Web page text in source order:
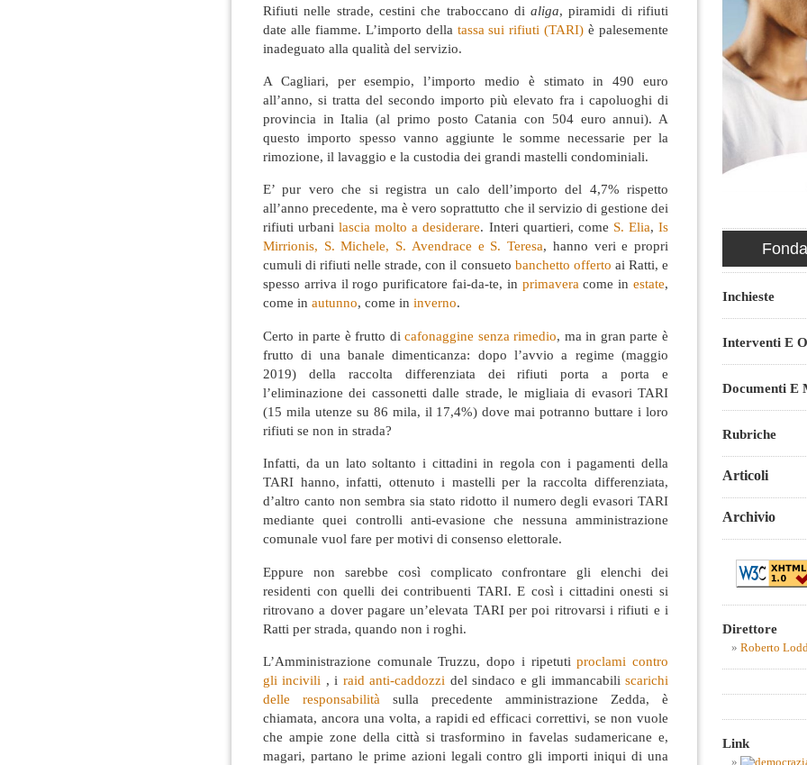
Rifiuti nelle strade, cestini che traboccano dialiga, piramidi di rifiuti
date alle fiamme. L’importo della tassa sui rifiuti (TARI) è palesemente
inadeguato alla qualità del servizio.
A Cagliari, per esempio, l’importo medio è stimato in 490 euro
all’anno, si tratta del secondo importo più elevato fra i capoluoghi di
provincia in Italia (al primo posto Catania con 504 euro annui). A
questo importo spesso vanno aggiunte le somme necessarie per la
rimozione, il lavaggio e la custodia dei grandi mastelli condominiali.
E’ pur vero che si registra un calo dell’importo del 4,7% rispetto
all’anno precedente, ma è vero soprattutto che il servizio di gestione dei
rifiuti urbanilascia molto a desiderare. Interi quartieri, come S. Elia,Is
Mirrionis, S. Michele, S. Avendrace e S. Teresa, hanno veri e propri
cumuli di rifiuti nelle strade, con il consueto banchetto offerto ai Ratti, e
spesso arriva il rogo purificatore fai-da-te, in primaveracome inestate,
come in autunno, come in inverno.
Certo in parte è frutto dicafonaggine senza rimedio, ma in gran parte è
frutto di una banale dimenticanza: dopo l’avvio a regime (maggio
2019) della raccolta differenziata dei rifiuti porta a porta e
l’eliminazione dei cassonetti dalle strade, le migliaia di evasori TARI
(15 mila utenze su 86 mila, il 17,4%) dove mai potranno buttare i loro
rifiuti se non in strada?
Infatti, da un lato soltanto i cittadini in regola con i pagamenti della
TARI hanno, infatti, ottenuto i mastelli per la raccolta differenziata,
d’altro canto non sembra sia stato ridotto il numero degli evasori TARI
mediante quei controlli anti-evasione che nessuna amministrazione
comunale vuol fare per motivi di consenso elettorale.
Eppure non sarebbe così complicato confrontare gli elenchi dei
residenti con quelli dei contribuenti TARI. E così i cittadini onesti si
ritrovano a dover pagare un’elevata TARI per poi ritrovarsi i rifiuti e i
Ratti per strada, quando non i roghi.
L’Amministrazione comunale Truzzu, dopo i ripetutiproclami contro
gli incivili , i raid anti-caddozzi del sindaco e gli immancabiliscarichi
delle responsabilità sulla precedente amministrazione Zedda, è
chiamata, ancora una volta, a rapidi ed efficaci correttivi, se non vuole
che ampie zone della città si trasformino in favelas sudamericane e,
magari, partano le prime azioni legali contro gli importi iniqui di una
Inchieste
Interventi E
Documenti E
Rubriche
Articoli
Archivio
Direttore
Roberto
Link